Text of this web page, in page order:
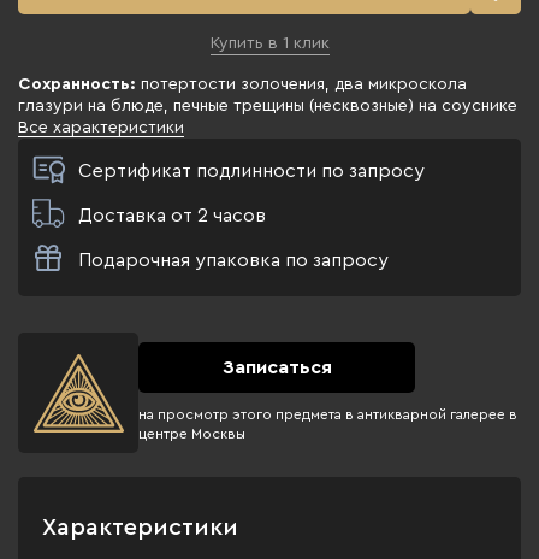
Купить в 1 клик
Сохранность: потертости золочения, два микроскола
глазури на блюде, печные трещины (несквозные) на соуснике
Все характеристики
Сертификат подлинности по запросу
Доставка от 2 часов
Подарочная упаковка по запросу
Записаться
на просмотр этого предмета в антикварной галерее в
центре Москвы
Характеристики